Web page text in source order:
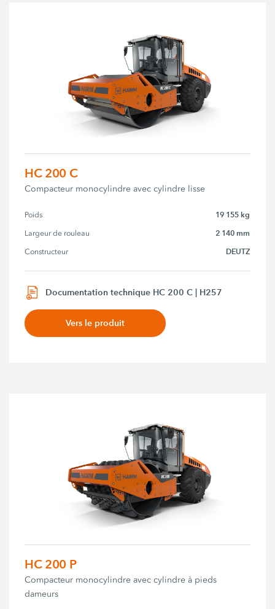
HC 200 C
Compacteur monocylindre avec cylindre lisse
Poids 19 155 kg
Largeur de rouleau 2 140 mm
Constructeur DEUTZ
Documentation technique HC 200 C | H257
Vers le produit
HC 200 P
Compacteur monocylindre avec cylindre à pieds
dameurs